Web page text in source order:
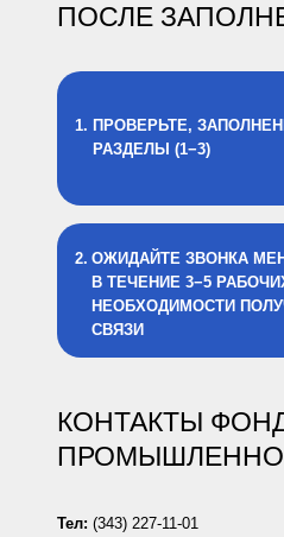
Тел: (343) 227-11-01
КОНТАКТЫ
ОЖИДАЙТЕ ЗВОНКА
В ТЕЧЕНИЕ 3−5
НЕОБХОДИМОСТИ
СВЯЗИ
2.
ПРОВЕРЬТЕ,
РАЗДЕЛЫ (1−3)
ПОСЛЕ